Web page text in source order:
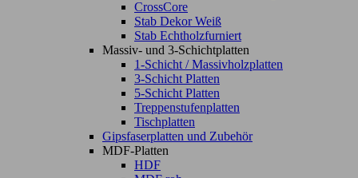
CrossCore
Stab Dekor Weiß
Stab Echtholzfurniert
Massiv- und 3-Schichtplatten
1-Schicht / Massivholzplatten
3-Schicht Platten
5-Schicht Platten
Treppenstufenplatten
Tischplatten
Gipsfaserplatten und Zubehör
MDF-Platten
HDF